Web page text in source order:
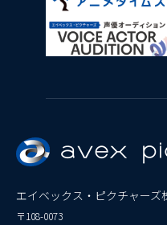
エイベックス・ピクチャーズ
〒108-0073